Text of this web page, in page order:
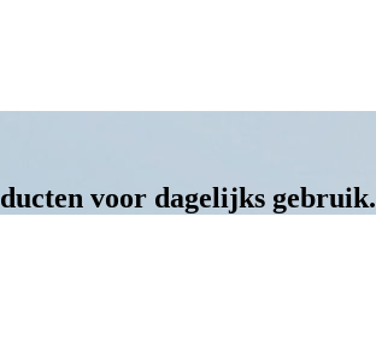
voor dagelijks gebruik.